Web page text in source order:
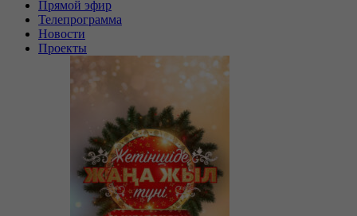
Прямой эфир
Телепрограмма
Новости
Проекты